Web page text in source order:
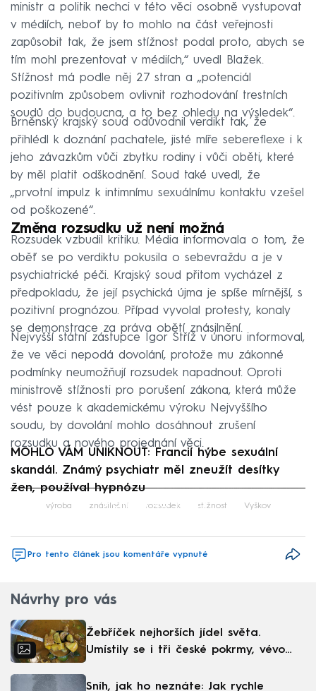
ministr a politik nechci v této věci osobně vystupovat
v médiích, neboť by to mohlo na část veřejnosti
zapůsobit tak, že jsem stížnost podal proto, abych se
tím mohl prezentovat v médiích,“ uvedl Blažek.
Stížnost má podle něj 27 stran a „potenciál
pozitivním způsobem ovlivnit rozhodování trestních
soudů do budoucna, a to bez ohledu na výsledek“.
Brněnský krajský soud odůvodnil verdikt tak, že
přihlédl k doznání pachatele, jisté míře sebereflexe i k
jeho závazkům vůči zbytku rodiny i vůči oběti, které
by měl platit odškodnění. Soud také uvedl, že
„prvotní impulz k intimnímu sexuálnímu kontaktu vzešel
od poškozené“.
Změna rozsudku už není možná
Rozsudek vzbudil kritiku. Média informovala o tom, že
oběť se po verdiktu pokusila o sebevraždu a je v
psychiatrické péči. Krajský soud přitom vycházel z
předpokladu, že její psychická újma je spíše mírnější, s
pozitivní prognózou. Případ vyvolal protesty, konaly
se demonstrace za práva obětí znásilnění.
Nejvyšší státní zástupce Igor Stříž v únoru informoval,
že ve věci nepodá dovolání, protože mu zákonné
podmínky neumožňují rozsudek napadnout. Oproti
ministrově stížnosti pro porušení zákona, která může
vést pouze k akademickému výroku Nejvyššího
soudu, by dovolání mohlo dosáhnout zrušení
rozsudku a nového projednání věci.
MOHLO VÁM UNIKNOUT: Francií hýbe sexuální
skandál. Známý psychiatr měl zneužít desítky
žen, používal hypnózu
Failed to fetch
výroba znásilnění rozsudek stížnost Vyškov
Pro tento článek jsou komentáře vypnuté
Návrhy pro vás
Žebříček nejhorších jídel světa.
Umístily se i tři české pokrmy, vévodí
Sníh, jak ho neznáte: Jak rychle